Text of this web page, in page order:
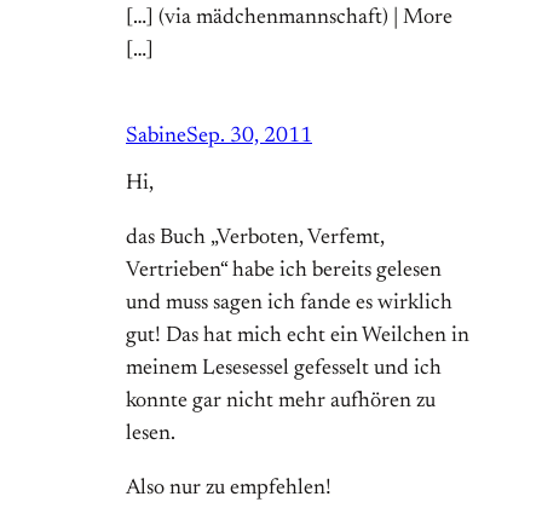
[…] (via mädchenmannschaft) | More
[…]
SabineSep. 30, 2011
Hi,
das Buch „Verboten, Verfemt,
Vertrieben“ habe ich bereits gelesen
und muss sagen ich fande es wirklich
gut! Das hat mich echt ein Weilchen in
meinem Lesesessel gefesselt und ich
konnte gar nicht mehr aufhören zu
lesen.
Also nur zu empfehlen!